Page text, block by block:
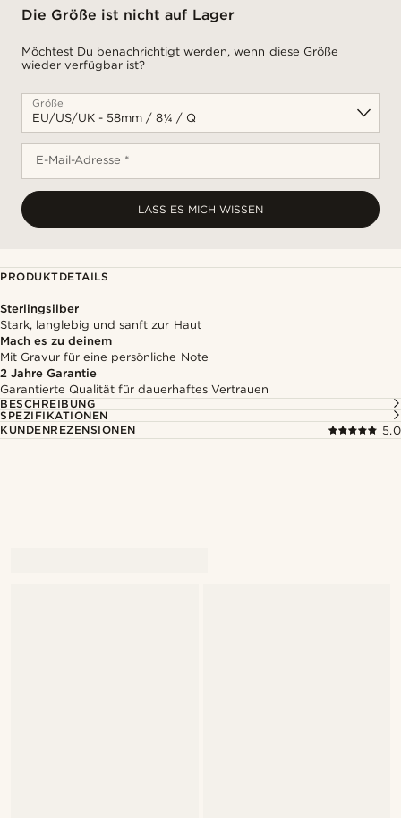
Die Größe ist nicht auf Lager
Möchtest Du benachrichtigt werden, wenn diese Größe
wieder verfügbar ist?
Größe
E-Mail-Adresse *
LASS ES MICH WISSEN
PRODUKTDETAILS
Sterlingsilber
Stark, langlebig und sanft zur Haut
Mach es zu deinem
Mit Gravur für eine persönliche Note
2 Jahre Garantie
Garantierte Qualität für dauerhaftes Vertrauen
BESCHREIBUNG
SPEZIFIKATIONEN
KUNDENREZENSIONEN
5.0